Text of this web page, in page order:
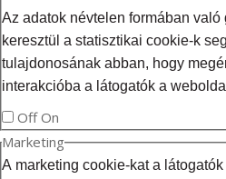
Az adatok névtelen formában
keresztül a statisztikai cookie-k
tulajdonosának abban, hogy
interakcióba a látogatók a
Off On
Marketing
A marketing cookie-kat a